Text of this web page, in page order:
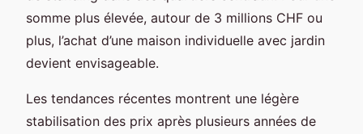
somme plus élevée, autour de 3 millions CHF ou
plus, l’achat d’une maison individuelle avec jardin
devient envisageable.
Les tendances récentes montrent une légère
stabilisation des prix après plusieurs années de